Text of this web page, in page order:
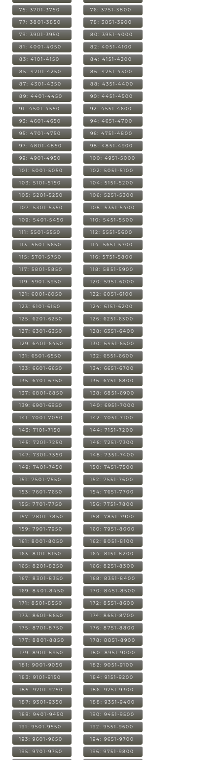
75: 3701-3750 76: 3751-3800
77: 3801-3850 78: 3851-3900
79: 3901-3950 80: 3951-4000
81: 4001-4050 82: 4051-4100
83: 4101-4150 84: 4151-4200
85: 4201-4250 86: 4251-4300
87: 4301-4350 88: 4351-4400
89: 4401-4450 90: 4451-4500
91: 4501-4550 92: 4551-4600
93: 4601-4650 94: 4651-4700
95: 4701-4750 96: 4751-4800
97: 4801-4850 98: 4851-4900
99: 4901-4950 100: 4951-5000
101: 5001-5050 102: 5051-5100
103: 5101-5150 104: 5151-5200
105: 5201-5250 106: 5251-5300
107: 5301-5350 108: 5351-5400
109: 5401-5450 110: 5451-5500
111: 5501-5550 112: 5551-5600
113: 5601-5650 114: 5651-5700
115: 5701-5750 116: 5751-5800
117: 5801-5850 118: 5851-5900
119: 5901-5950 120: 5951-6000
121: 6001-6050 122: 6051-6100
123: 6101-6150 124: 6151-6200
125: 6201-6250 126: 6251-6300
127: 6301-6350 128: 6351-6400
129: 6401-6450 130: 6451-6500
131: 6501-6550 132: 6551-6600
133: 6601-6650 134: 6651-6700
135: 6701-6750 136: 6751-6800
137: 6801-6850 138: 6851-6900
139: 6901-6950 140: 6951-7000
141: 7001-7050 142: 7051-7100
143: 7101-7150 144: 7151-7200
145: 7201-7250 146: 7251-7300
147: 7301-7350 148: 7351-7400
149: 7401-7450 150: 7451-7500
151: 7501-7550 152: 7551-7600
153: 7601-7650 154: 7651-7700
155: 7701-7750 156: 7751-7800
157: 7801-7850 158: 7851-7900
159: 7901-7950 160: 7951-8000
161: 8001-8050 162: 8051-8100
163: 8101-8150 164: 8151-8200
165: 8201-8250 166: 8251-8300
167: 8301-8350 168: 8351-8400
169: 8401-8450 170: 8451-8500
171: 8501-8550 172: 8551-8600
173: 8601-8650 174: 8651-8700
175: 8701-8750 176: 8751-8800
177: 8801-8850 178: 8851-8900
179: 8901-8950 180: 8951-9000
181: 9001-9050 182: 9051-9100
183: 9101-9150 184: 9151-9200
185: 9201-9250 186: 9251-9300
187: 9301-9350 188: 9351-9400
189: 9401-9450 190: 9451-9500
191: 9501-9550 192: 9551-9600
193: 9601-9650 194: 9651-9700
195: 9701-9750 196: 9751-9800